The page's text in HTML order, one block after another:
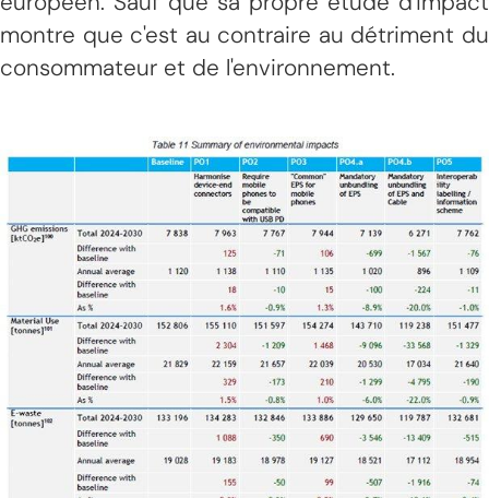
montre que c'est au contraire au détriment du
consommateur et de l'environnement.